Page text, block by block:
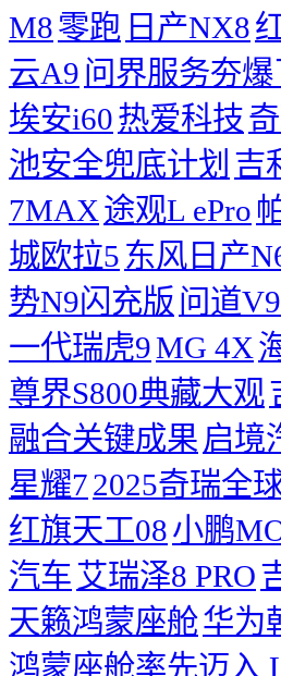
M8零跑 日产NX8
云A9 问界服务夯爆
埃安i60热爱科技
池安全兜底计划 吉
7MAX途观L ePro
城欧拉5 东风日产
势N9闪充版 问道V9
一代瑞虎9MG 4X
尊界S800典藏大观
融合关键成果 启境
星耀72025奇瑞全
红旗天工08小鹏
汽车艾瑞泽8 PRO
天籁鸿蒙座舱华为
鸿蒙座舱率先迈入